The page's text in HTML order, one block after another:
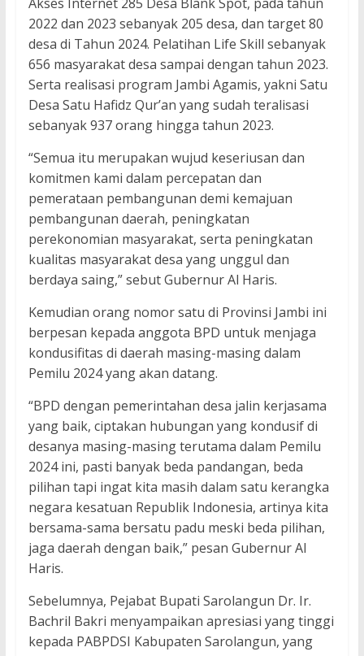
Akses Internet 285 Desa Blank Spot, pada tahun
2022 dan 2023 sebanyak 205 desa, dan target 80
desa di Tahun 2024. Pelatihan Life Skill sebanyak
656 masyarakat desa sampai dengan tahun 2023.
Serta realisasi program Jambi Agamis, yakni Satu
Desa Satu Hafidz Qur’an yang sudah teralisasi
sebanyak 937 orang hingga tahun 2023.
“Semua itu merupakan wujud keseriusan dan
komitmen kami dalam percepatan dan
pemerataan pembangunan demi kemajuan
pembangunan daerah, peningkatan
perekonomian masyarakat, serta peningkatan
kualitas masyarakat desa yang unggul dan
berdaya saing,” sebut Gubernur Al Haris.
Kemudian orang nomor satu di Provinsi Jambi ini
berpesan kepada anggota BPD untuk menjaga
kondusifitas di daerah masing-masing dalam
Pemilu 2024 yang akan datang.
“BPD dengan pemerintahan desa jalin kerjasama
yang baik, ciptakan hubungan yang kondusif di
desanya masing-masing terutama dalam Pemilu
2024 ini, pasti banyak beda pandangan, beda
pilihan tapi ingat kita masih dalam satu kerangka
negara kesatuan Republik Indonesia, artinya kita
bersama-sama bersatu padu meski beda pilihan,
jaga daerah dengan baik,” pesan Gubernur Al
Haris.
Sebelumnya, Pejabat Bupati Sarolangun Dr. Ir.
Bachril Bakri menyampaikan apresiasi yang tinggi
kepada PABPDSI Kabupaten Sarolangun, yang